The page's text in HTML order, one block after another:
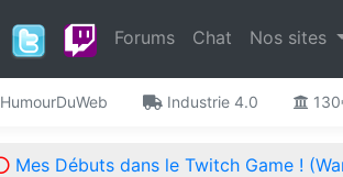
Forums Chat Nos sites
HumourDuWeb Industrie 4.0
Mes Débuts dans le Twitch Game !